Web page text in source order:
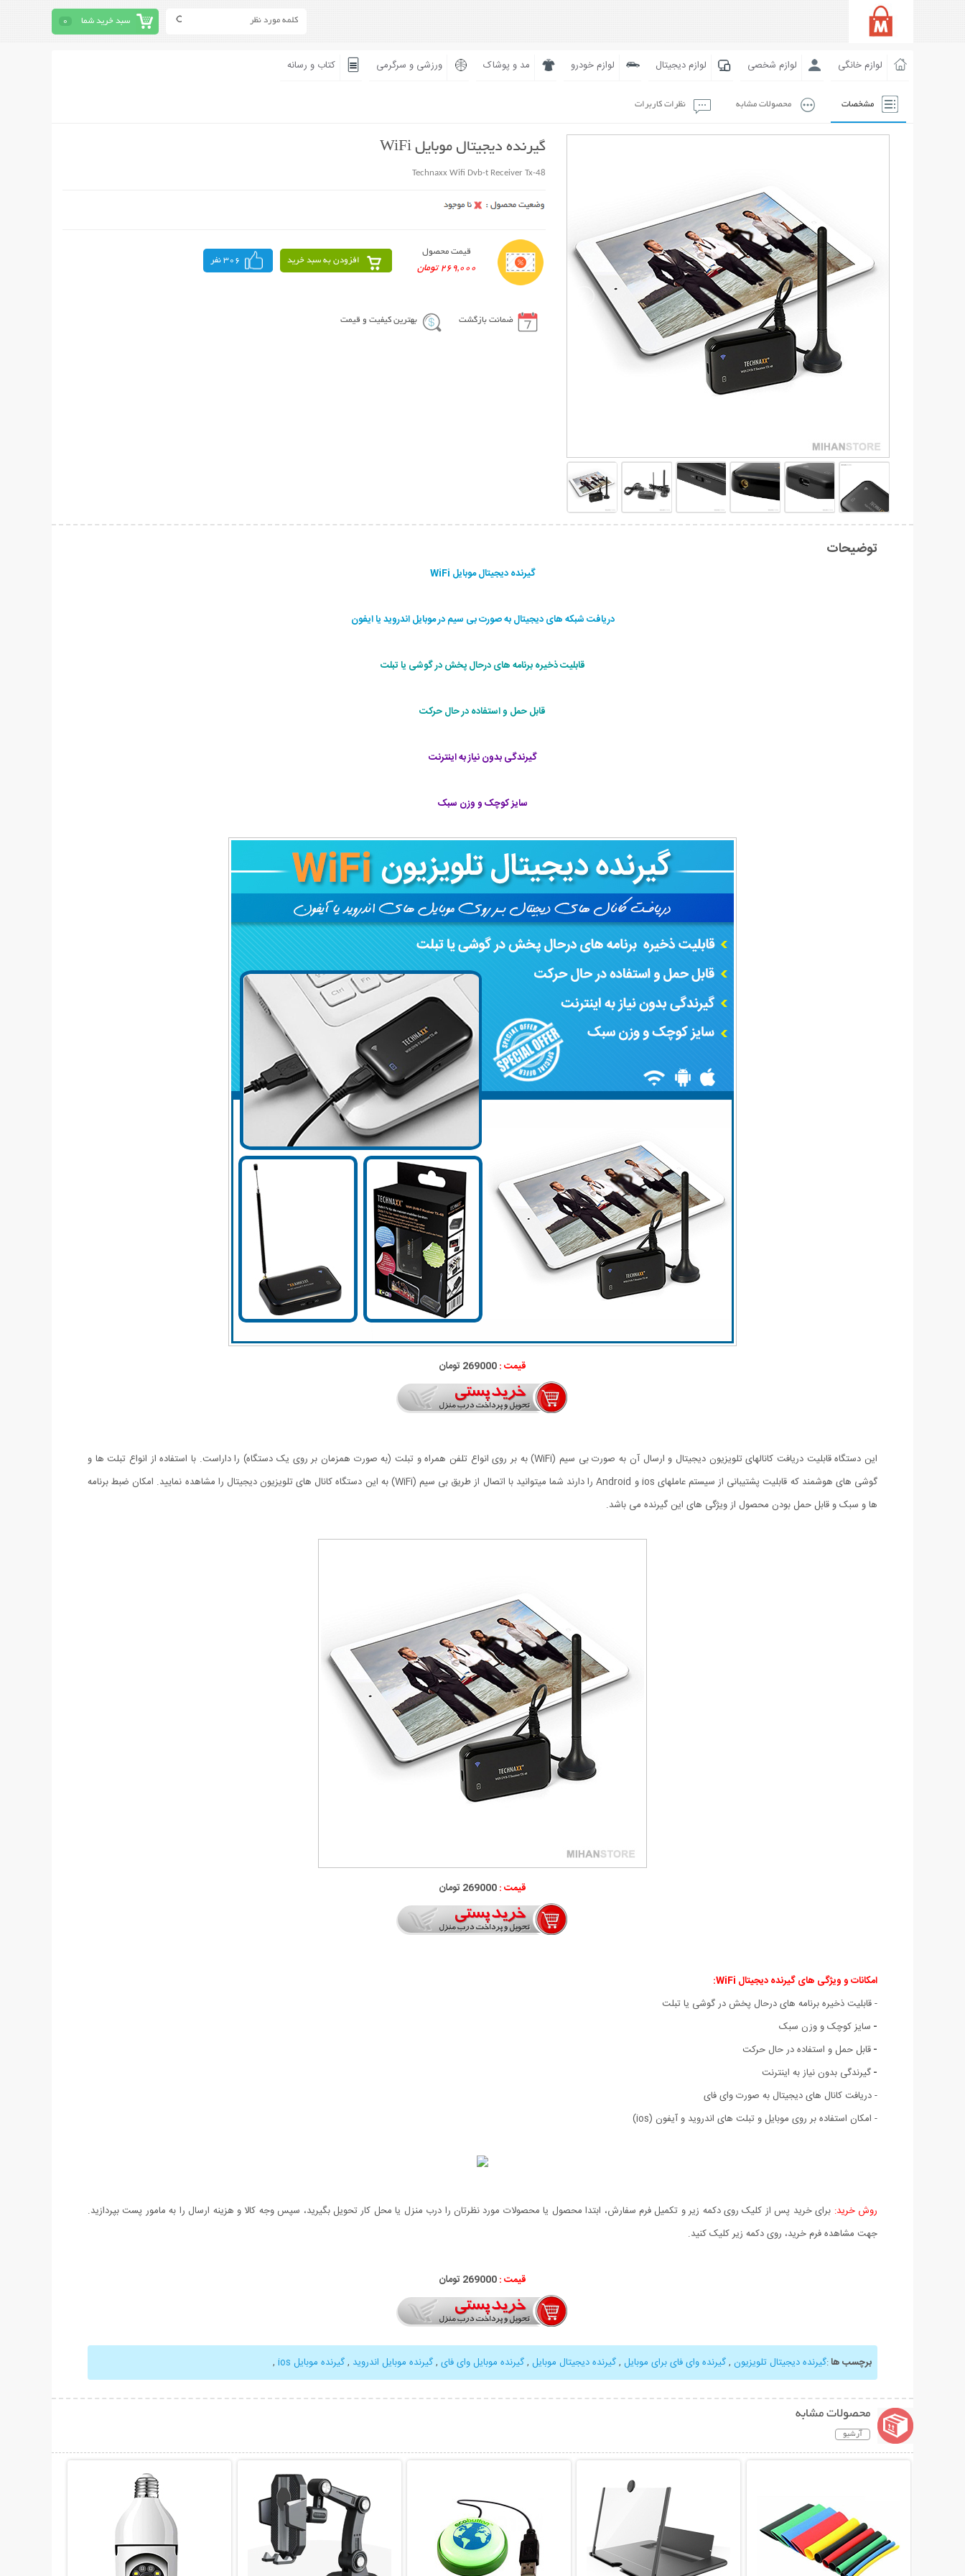
سبد خرید شما 0
لوازم خانگی لوازم شخصی لوازم دیجیتال لوازم خودرو مد و پوشاک ورزشی و سرگرمی کتاب و رسانه
مشخصات محصولات مشابه نظرات کاربرات
گیرنده دیجیتال موبایل WiFi
Technaxx Wifi Dvb-t Receiver Tx-48
قیمت محصول
269,000 تومان
افزودن به سبد خرید 306 نفر
ضمانت بازگشت بهترین کیفیت و قیمت
توضیحات
گیرنده دیجیتال موبایل WiFi
دریافت شبکه های دیجیتال به صورت بی سیم در موبایل اندروید یا ایفون
قابلیت ذخیره برنامه های درحال پخش در گوشی یا تبلت
قابل حمل و استفاده در حال حرکت
گیرندگی بدون نیاز به اینترنت
سایز کوچک و وزن سبک
قیمت :269000 تومان
این دستگاه قابلیت دریافت کانالهای تلویزیون دیجیتال و ارسال آن به صورت بی سیم (WiFi) به بر روی انواع تلفن همراه و تبلت (به صورت همزمان بر روی یک دستگاه) را داراست. با استفاده از انواع تبلت ها و
گوشی های هوشمند که قابلیت پشتیبانی از سیستم عاملهای ios و Android را دارند شما میتوانید با اتصال از طریق بی سیم (WiFi) به این دستگاه کانال های تلویزیون دیجیتال را مشاهده نمایید. امکان ضبط برنامه
ها و سبک و قابل حمل بودن محصول از ویژگی های این گیرنده می باشد.
قیمت :269000 تومان
امکانات و ویژگی های گیرنده دیجیتال WiFi:
-قابلیت ذخیره برنامه های درحال پخش در گوشی یا تبلت
- سایز کوچک و وزن سبک
-قابل حمل و استفاده در حال حرکت
-گیرندگی بدون نیاز به اینترنت
- دریافت کانال های دیجیتال به صورت وای فای
- امکان استفاده بر روی موبایل و تبلت های اندروید و آیفون (ios)
روش خرید: برای خرید پس از کلیک روی دکمه زیر و تکمیل فرم سفارش، ابتدا محصول یا محصولات مورد نظرتان را درب منزل یا محل کار تحویل بگیرید، سپس وجه کالا و هزینه ارسال را به مامور پست بپردازید.
جهت مشاهده فرم خرید، روی دکمه زیر کلیک کنید.
قیمت :269000 تومان
برچسب ها:گیرنده دیجیتال تلویزیون ,گیرنده وای فای برای موبایل ,گیرنده دیجیتال موبایل ,گیرنده موبایل وای فای ,گیرنده موبایل اندروید ,گیرنده موبایل ios ,
محصولات مشابه
آرشیو